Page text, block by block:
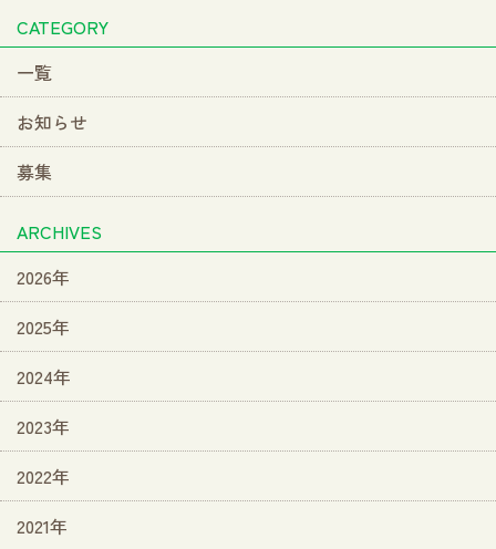
CATEGORY
一覧
お知らせ
募集
ARCHIVES
2026年
2025年
2024年
2023年
2022年
2021年